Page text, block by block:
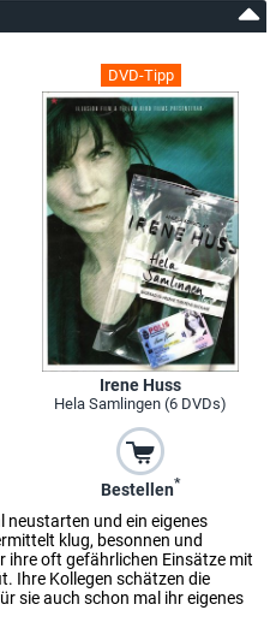
DVD-Tipp
Irene Huss
Hela Samlingen (6 DVDs)
Bestellen*
und ein eigenes
klug, besonnen und
ihre oft gefährlichen Einsätze mit
Ihre Kollegen schätzen die
sie auch schon mal ihr eigenes